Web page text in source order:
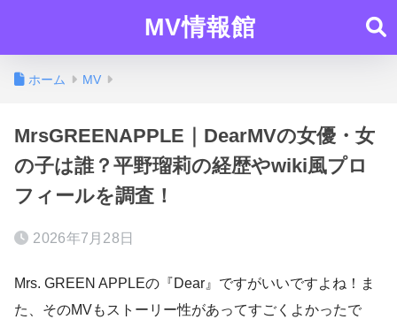
MV情報館
ホーム MV
MrsGREENAPPLE｜DearMVの女優・女
の子は誰？平野瑠莉の経歴やwiki風プロ
フィールを調査！
2026年7月28日
Mrs. GREEN APPLEの『Dear』ですがいいですよね！ま
た、そのMVもストーリー性があってすごくよかったで